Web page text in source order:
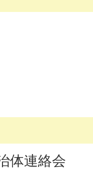
体連絡会